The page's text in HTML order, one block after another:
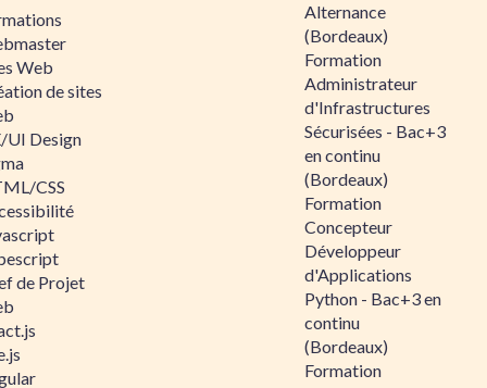
Web
de sites
UI Design
CSS
de Projet
Alternance
(Bordeaux)
Formation
Administrateur
d'Infrastructures
Sécurisées - Bac+3
en continu
(Bordeaux)
Formation
Concepteur
Développeur
d'Applications
Python - Bac+3 en
continu
(Bordeaux)
Formation